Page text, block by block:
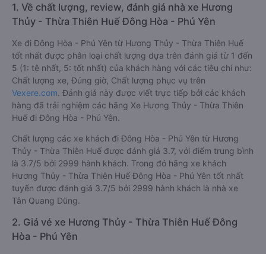
1. Về chất lượng, review, đánh giá nhà xe Hương
Thủy - Thừa Thiên Huế Đông Hòa - Phú Yên
Xe đi Đông Hòa - Phú Yên từ Hương Thủy - Thừa Thiên Huế
tốt nhất được phân loại chất lượng dựa trên đánh giá từ 1 đến
5 (1: tệ nhất, 5: tốt nhất) của khách hàng với các tiêu chí như:
Chất lượng xe, Đúng giờ, Chất lượng phục vụ trên
Vexere.com. Đánh giá này được viết trực tiếp bởi các khách
hàng đã trải nghiệm các hãng Xe Hương Thủy - Thừa Thiên
Huế đi Đông Hòa - Phú Yên.
Chất lượng các xe khách đi Đông Hòa - Phú Yên từ Hương
Thủy - Thừa Thiên Huế được đánh giá 3.7, với điểm trung bình
là 3.7/5 bởi 2999 hành khách. Trong đó hãng xe khách
Hương Thủy - Thừa Thiên Huế Đông Hòa - Phú Yên tốt nhất
tuyến được đánh giá 3.7/5 bởi 2999 hành khách là nhà xe
Tân Quang Dũng.
2. Giá vé xe Hương Thủy - Thừa Thiên Huế Đông
Hòa - Phú Yên